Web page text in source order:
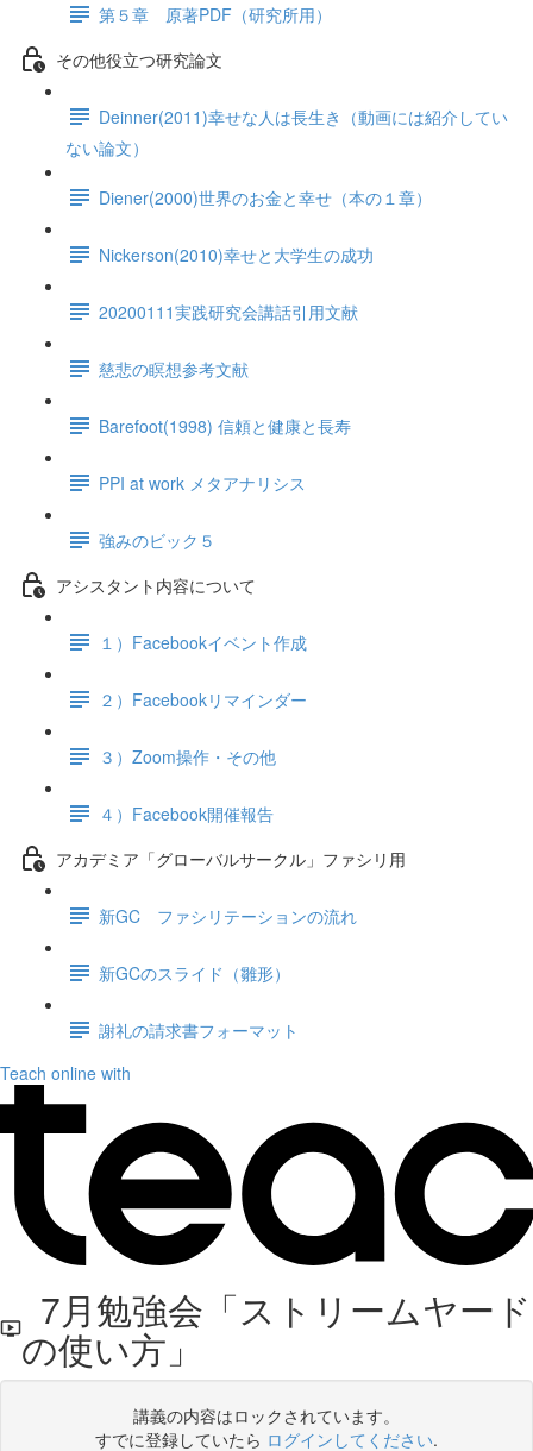
第５章 原著PDF（研究所用）
その他役立つ研究論文
Deinner(2011)幸せな人は長生き（動画には紹介してい
ない論文）
Diener(2000)世界のお金と幸せ（本の１章）
Nickerson(2010)幸せと大学生の成功
20200111実践研究会講話引用文献
慈悲の瞑想参考文献
Barefoot(1998) 信頼と健康と長寿
PPI at work メタアナリシス
強みのビック５
アシスタント内容について
１）Facebookイベント作成
２）Facebookリマインダー
３）Zoom操作・その他
４）Facebook開催報告
アカデミア「グローバルサークル」ファシリ用
新GC ファシリテーションの流れ
新GCのスライド（雛形）
謝礼の請求書フォーマット
Teach online with
7月勉強会「ストリームヤード
の使い方」
講義の内容はロックされています。
すでに登録していたら ログインしてください.